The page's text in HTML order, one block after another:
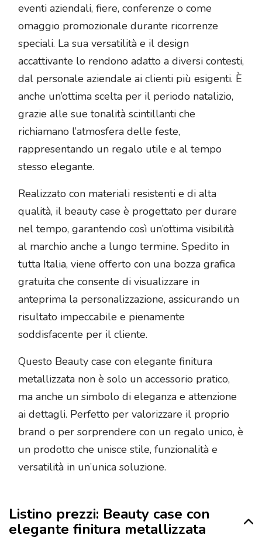
eventi aziendali, fiere, conferenze o come
omaggio promozionale durante ricorrenze
speciali. La sua versatilità e il design
accattivante lo rendono adatto a diversi contesti,
dal personale aziendale ai clienti più esigenti. È
anche un’ottima scelta per il periodo natalizio,
grazie alle sue tonalità scintillanti che
richiamano l’atmosfera delle feste,
rappresentando un regalo utile e al tempo
stesso elegante.
Realizzato con materiali resistenti e di alta
qualità, il beauty case è progettato per durare
nel tempo, garantendo così un’ottima visibilità
al marchio anche a lungo termine. Spedito in
tutta Italia, viene offerto con una bozza grafica
gratuita che consente di visualizzare in
anteprima la personalizzazione, assicurando un
risultato impeccabile e pienamente
soddisfacente per il cliente.
Questo Beauty case con elegante finitura
metallizzata non è solo un accessorio pratico,
ma anche un simbolo di eleganza e attenzione
ai dettagli. Perfetto per valorizzare il proprio
brand o per sorprendere con un regalo unico, è
un prodotto che unisce stile, funzionalità e
versatilità in un’unica soluzione.
Listino prezzi: Beauty case con
elegante finitura metallizzata